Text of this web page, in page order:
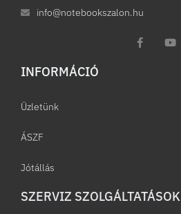
info@notebookszalon.hu
INFORMÁCIÓ​
Üzletünk
ÁSZF
Jótállás
SZERVIZ SZOLGÁLTATÁSOK